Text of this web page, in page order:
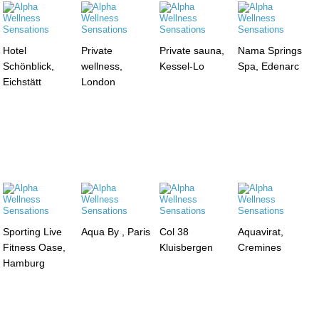
Hotel
Schönblick,
Eichstätt
Private
wellness,
London
Private sauna,
Kessel-Lo
Nama Springs
Spa, Edenarc
Sporting Live
Fitness Oase,
Hamburg
Aqua By , Paris
Col 38
Kluisbergen
Aquavirat,
Cremines